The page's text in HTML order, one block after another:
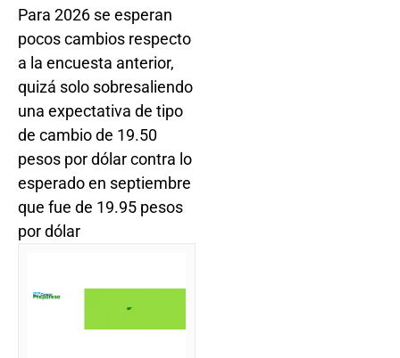
Para 2026 se esperan
pocos cambios respecto
a la encuesta anterior,
quizá solo sobresaliendo
una expectativa de tipo
de cambio de 19.50
pesos por dólar contra lo
esperado en septiembre
que fue de 19.95 pesos
por dólar